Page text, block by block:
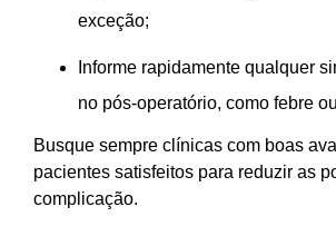
exceção;
Informe rapidamente qualquer
no pós-operatório, como febre
Busque sempre clínicas com boas
pacientes satisfeitos para reduzir as
complicação.